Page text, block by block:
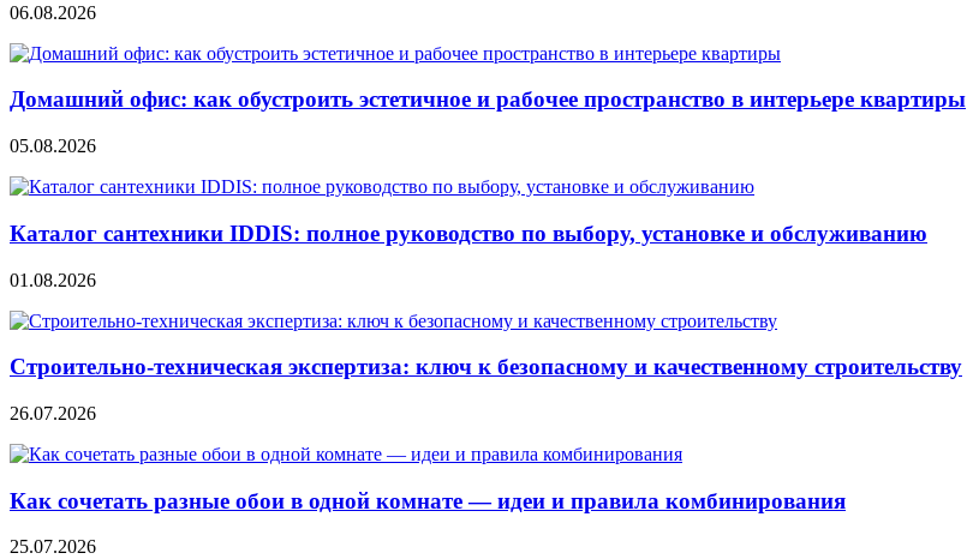
06.08.2026
Домашний офис: как обустроить эстетичное и рабочее пространство в интерьере квартиры
05.08.2026
Каталог сантехники IDDIS: полное руководство по выбору, установке и обслуживанию
01.08.2026
Строительно‑техническая экспертиза: ключ к безопасному и качественному строительству
26.07.2026
Как сочетать разные обои в одной комнате — идеи и правила комбинирования
25.07.2026